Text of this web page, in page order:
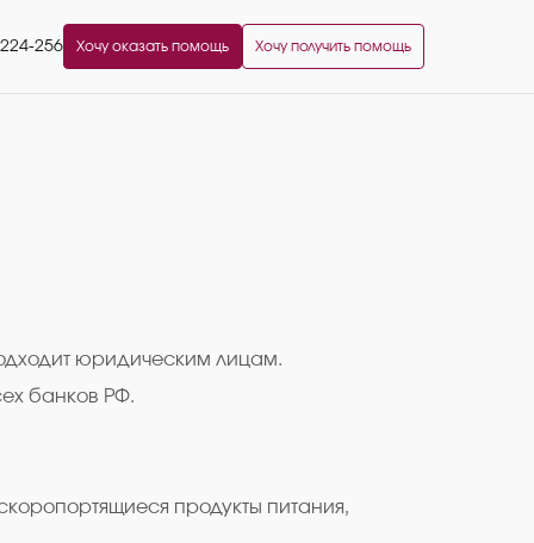
256 Хочу оказать помощь Хочу получить помощь
юридическим лицам.
банков РФ.
продукты питания,